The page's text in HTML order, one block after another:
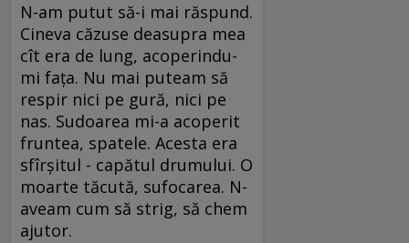
N-am putut să-i mai răspund.
Cineva căzuse deasupra mea
cît era de lung, acoperindu-
mi faţa. Nu mai puteam să
respir nici pe gură, nici pe
nas. Sudoarea mi-a acoperit
fruntea, spatele. Acesta era
sfîrşitul - capătul drumului. O
moarte tăcută, sufocarea. N-
aveam cum să strig, să chem
ajutor.